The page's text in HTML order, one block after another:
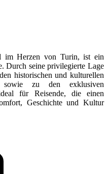
im Herzen von Turin, ist ein
Durch seine privilegierte Lage
historischen und kulturellen
sowie zu den exklusiven
für Reisende, die einen
Geschichte und Kultur